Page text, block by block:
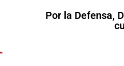
Por la Defensa,